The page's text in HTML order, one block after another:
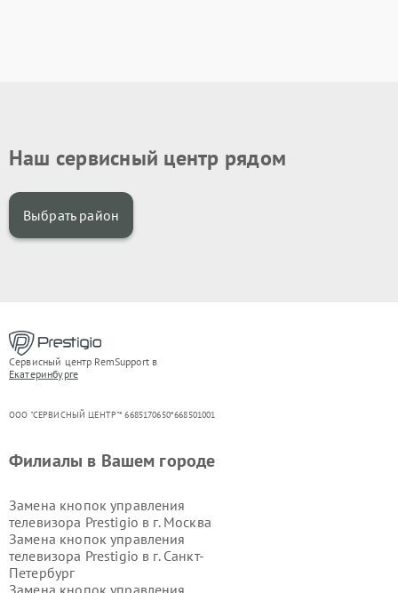
Наш сервисный центр рядом
Выбрать район
Сервисный центр RemSupport в
Екатеринбурге
ООО "СЕРВИСНЫЙ ЦЕНТР"* 6685170650*668501001
Филиалы в Вашем городе
Замена кнопок управления
телевизора Prestigio в г. Москва
Замена кнопок управления
телевизора Prestigio в г. Санкт-
Петербург
Замена кнопок управления